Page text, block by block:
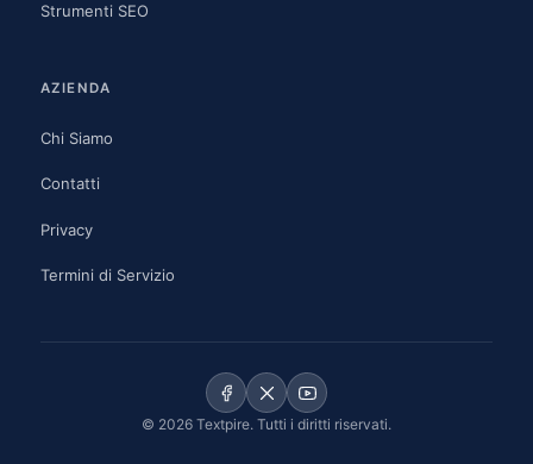
Strumenti SEO
AZIENDA
Chi Siamo
Contatti
Privacy
Termini di Servizio
© 2026 Textpire. Tutti i diritti riservati.